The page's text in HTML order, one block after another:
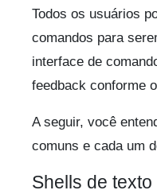
Todos os usuários
comandos para
interface de
feedback conforme
A seguir, você
comuns e cada um
Shells de texto